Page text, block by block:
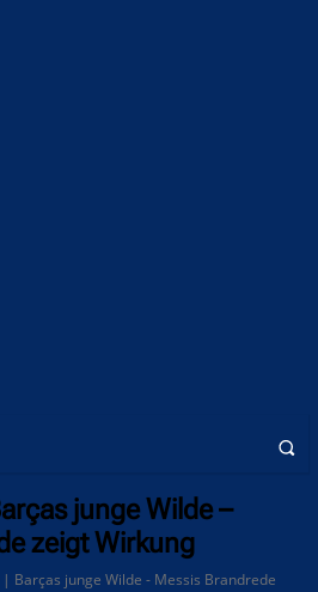
junge Wilde –
zeigt Wirkung
Barças junge Wilde - Messis Brandrede